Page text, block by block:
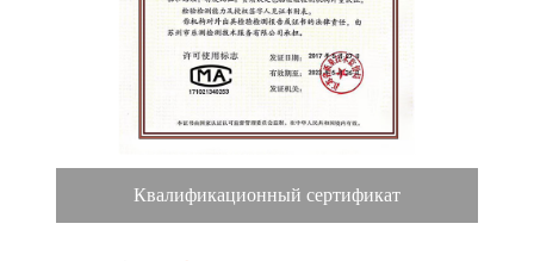
Квалификационный сертификат